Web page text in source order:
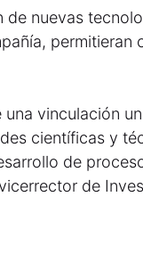
nuevas
permitieran
vinculación
científicas y
de
de